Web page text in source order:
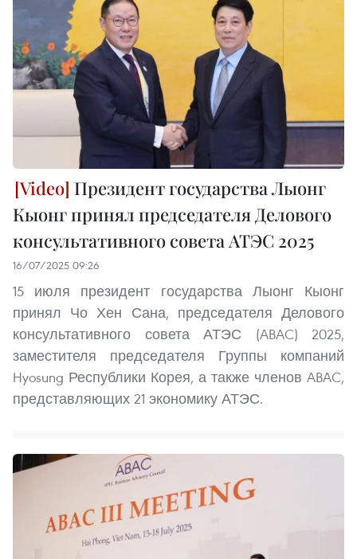
Президент государства Лыонг
Кыонг принял председателя Делового
консультативного совета АТЭС 2025
16/07/2025 09:26
15 июля президент государства Лыонг Кыонг
принял Чо Хен Сана, председателя Делового
консультативного совета АТЭС (ABAC) 2025,
заместителя председателя Группы компаний
Hyosung Республики Корея, а также членов ABAC,
представляющих 21 экономику АТЭС.